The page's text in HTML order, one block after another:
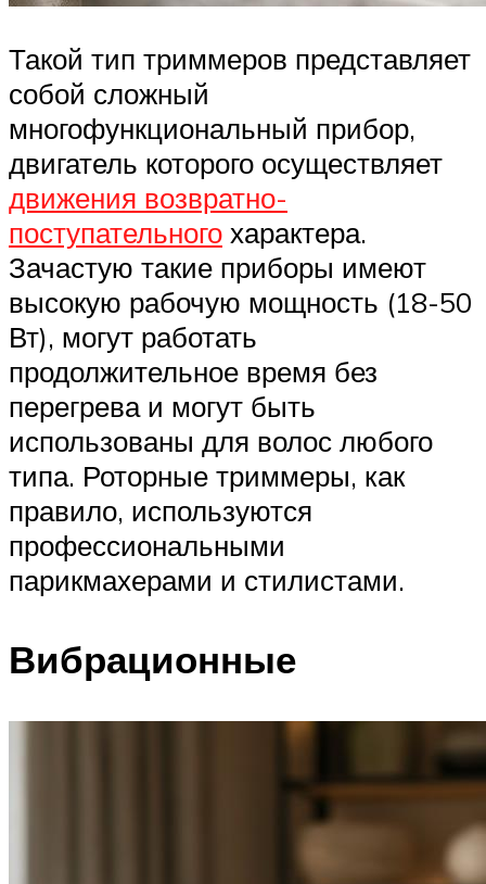
Такой тип триммеров представляет
собой сложный
многофункциональный прибор,
двигатель которого осуществляет
движения возвратно-
поступательного характера.
Зачастую такие приборы имеют
высокую рабочую мощность (18-50
Вт), могут работать
продолжительное время без
перегрева и могут быть
использованы для волос любого
типа. Роторные триммеры, как
правило, используются
профессиональными
парикмахерами и стилистами.
Вибрационные